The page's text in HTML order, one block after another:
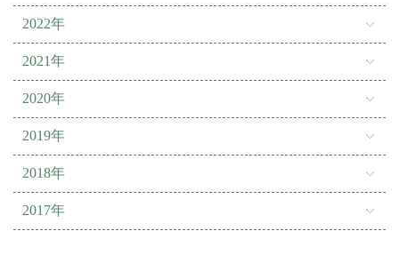
2022年
2021年
2020年
2019年
2018年
2017年